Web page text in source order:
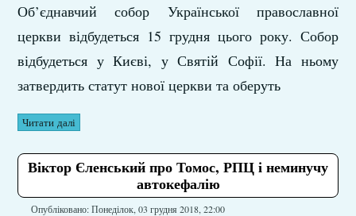
Об’єднавчий собор Української православної
церкви відбудеться 15 грудня цього року. Собор
відбудеться у Києві, у Святій Софії. На ньому
затвердить статут нової церкви та оберуть
Читати далі
Віктор Єленський про Томос, РПЦ і неминучу
автокефалію
Опубліковано: Понеділок, 03 грудня 2018, 22:00